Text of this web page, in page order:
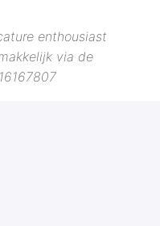
enthousiast
via de